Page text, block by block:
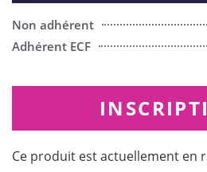
Ce produit est actuellement en
Non adhérent
Adhérent ECF